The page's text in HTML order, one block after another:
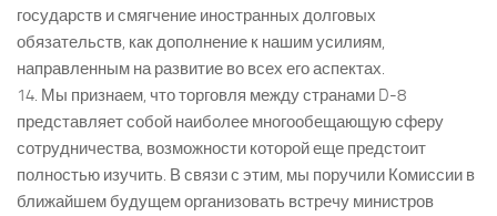
государств и смягчение иностранных долговых
обязательств, как дополнение к нашим усилиям,
направленным на развитие во всех его аспектах.
14. Мы признаем, что торговля между странами D-8
представляет собой наиболее многообещающую сферу
сотрудничества, возможности которой еще предстоит
полностью изучить. В связи с этим, мы поручили Комиссии в
ближайшем будущем организовать встречу министров